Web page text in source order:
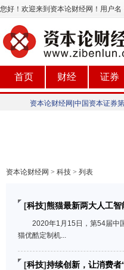
您好！欢迎来到资本论财经网！ 用户名
首页 财经 证券
资本论财经网|中国资本证券
资本论财经网 > 科技 > 列表
[科技]熊猫最新两大人工
2020年1月15日，第54届中
猫优酷定制机...
[科技]持续创新，让消费